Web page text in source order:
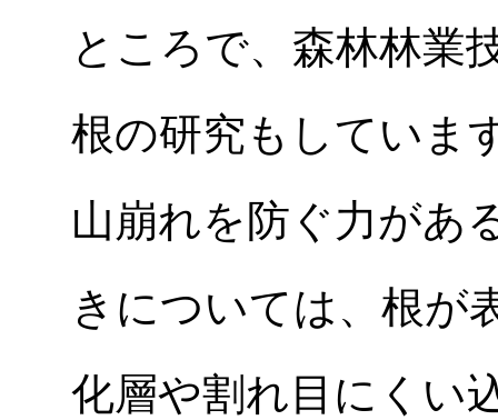
ところで、森林林業
根の研究もしていま
山崩れを防ぐ力があ
きについては、根が
化層や割れ目にくい